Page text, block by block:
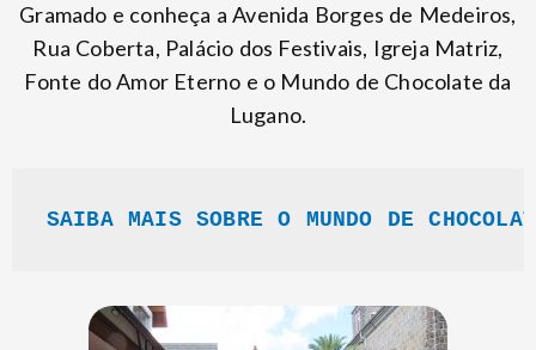
Gramado e conheça a Avenida Borges de Medeiros,
Rua Coberta, Palácio dos Festivais, Igreja Matriz,
Fonte do Amor Eterno e o Mundo de Chocolate da
Lugano.
SAIBA MAIS SOBRE O MUNDO DE